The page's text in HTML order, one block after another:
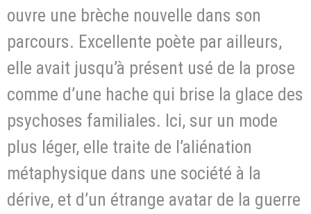
ouvre une brèche nouvelle dans son
parcours. Excellente poète par ailleurs,
elle avait jusqu’à présent usé de la prose
comme d’une hache qui brise la glace des
psychoses familiales. Ici, sur un mode
plus léger, elle traite de l’aliénation
métaphysique dans une société à la
dérive, et d’un étrange avatar de la guerre